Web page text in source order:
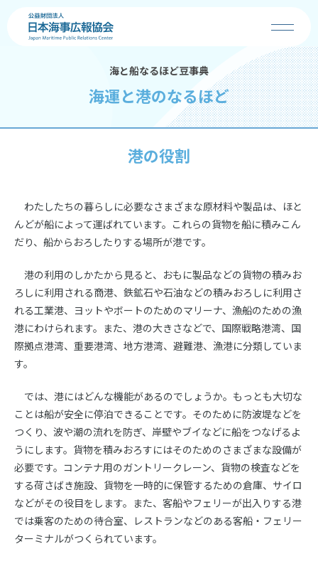
お知らせ
海・船・港の魅力
コンクール
学校の先生へ
販売
イベント情報
コンテンツガイド
賛助会員募集
協会案内
海と船なるほど豆事典
海運と港のなるほど
港の役割
わたしたちの暮らしに必要なさまざまな原材料や製品は、ほと
んどが船によって運ばれています。これらの貨物を船に積みこん
だり、船からおろしたりする場所が港です。
港の利用のしかたから見ると、おもに製品などの貨物の積みお
ろしに利用される商港、鉄鉱石や石油などの積みおろしに利用さ
れる工業港、ヨットやボートのためのマリーナ、漁船のための漁
港にわけられます。また、港の大きさなどで、国際戦略港湾、国
際拠点港湾、重要港湾、地方港湾、避難港、漁港に分類していま
す。
では、港にはどんな機能があるのでしょうか。もっとも大切な
ことは船が安全に停泊できることです。そのために防波堤などを
つくり、波や潮の流れを防ぎ、岸壁やブイなどに船をつなげるよ
うにします。貨物を積みおろすにはそのためのさまざまな設備が
必要です。コンテナ用のガントリークレーン、貨物の検査などを
する荷さばき施設、貨物を一時的に保管するための倉庫、サイロ
などがその役目をします。また、客船やフェリーが出入りする港
では乗客のための待合室、レストランなどのある客船・フェリー
ターミナルがつくられています。